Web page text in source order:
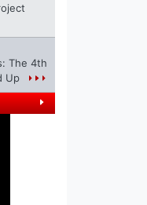
The 4th
Up